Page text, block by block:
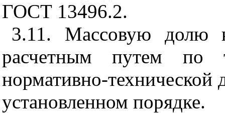
ГОСТ 13496.2.
3.11. Массовую долю
расчетным путем по
нормативно-технической
установленном порядке.